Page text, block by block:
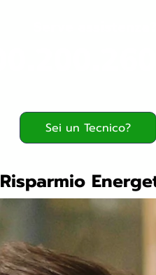
Sei un Tecnico?
Risparmio